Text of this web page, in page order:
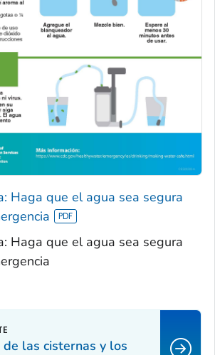
Haga que el agua sea segura
Haga que el agua sea segura
las cisternas y los